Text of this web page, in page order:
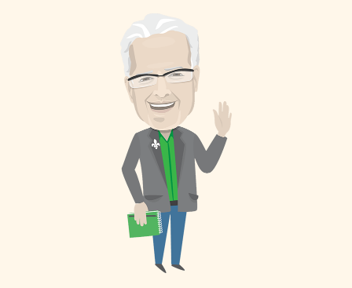
à l’église Presteign Woodbine
United. 30 minutes avant le
défilé, la pression monte dans
les coulisses. Les mannequins
bénévoles se préparent, se
maquillent et font les derniers
essayages. Elles s’apprêtent à
présenter la collection été 2010
de la coopérative Mokonzie.
Philo Nsamba, la formatrice,
réajuste les vêtements, l’air
dans la peau des personnages
de Disney, à faire rêver les
enfants en pratiquant notre
éternelle passion, patiner. Voici
en résumé la vie de Dominique
Dupuis, 23 ans seulement, qui
joue le personnage de Shang, de
Mulan, dans le spectacle Disney
Let’s Go Celebrate. […]